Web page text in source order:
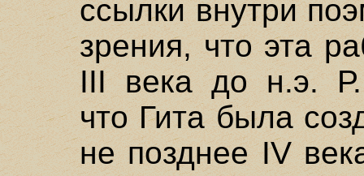
ссылки внутри
зрения, что эта
III века до н.э.
что Гита была
не позднее IV